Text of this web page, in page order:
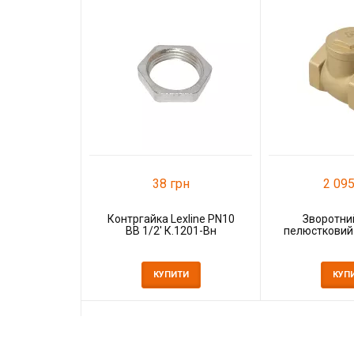
38 грн
Контргайка Lexline PN10
ВВ 1/2' К.1201-Вн
КУПИТИ
2